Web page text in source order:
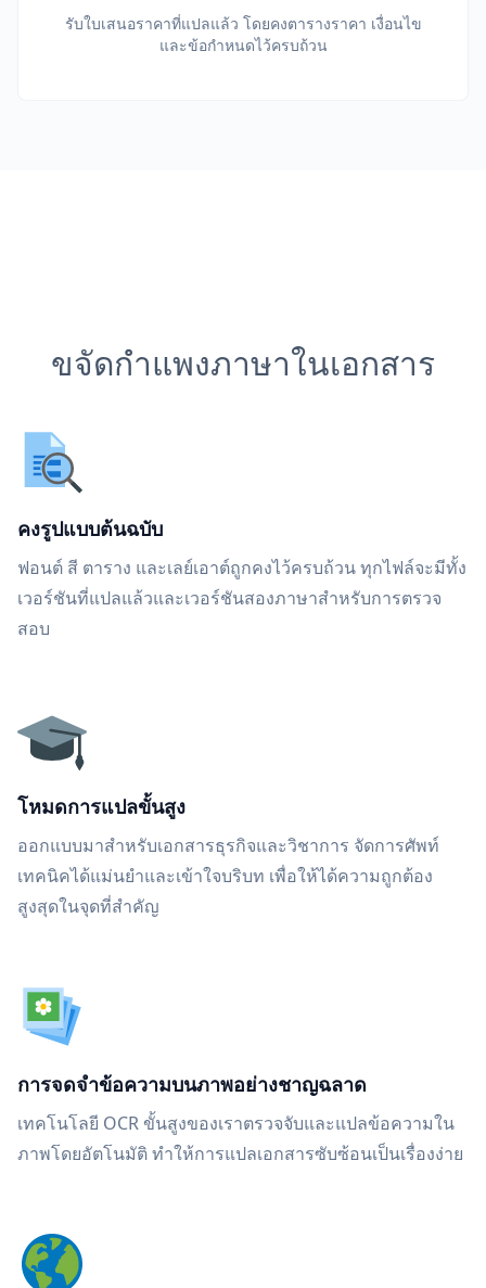
รับใบเสนอราคาที่แปลแล้ว โดยคงตารางราคา เงื่อนไข
และข้อกำหนดไว้ครบถ้วน
ขจัดกำแพงภาษาในเอกสาร
คงรูปแบบต้นฉบับ
ฟอนต์ สี ตาราง และเลย์เอาต์ถูกคงไว้ครบถ้วน ทุกไฟล์จะมีทั้ง
เวอร์ชันที่แปลแล้วและเวอร์ชันสองภาษาสำหรับการตรวจ
สอบ
โหมดการแปลขั้นสูง
ออกแบบมาสำหรับเอกสารธุรกิจและวิชาการ จัดการศัพท์
เทคนิคได้แม่นยำและเข้าใจบริบท เพื่อให้ได้ความถูกต้อง
สูงสุดในจุดที่สำคัญ
การจดจำข้อความบนภาพอย่างชาญฉลาด
เทคโนโลยี OCR ขั้นสูงของเราตรวจจับและแปลข้อความใน
ภาพโดยอัตโนมัติ ทำให้การแปลเอกสารซับซ้อนเป็นเรื่องง่าย